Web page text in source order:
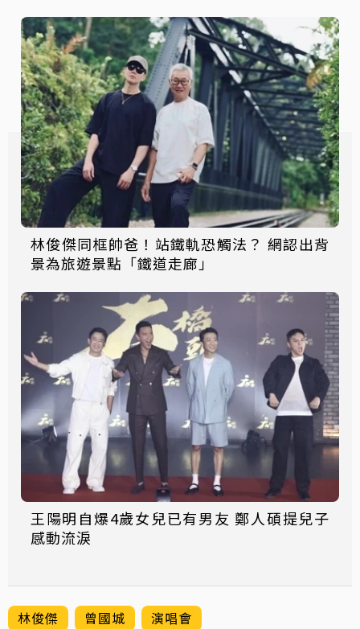
林俊傑同框帥爸！站鐵軌恐觸法？ 網認出背
景為旅遊景點「鐵道走廊」
王陽明自爆4歲女兒已有男友 鄭人碩提兒子
感動流淚
林俊傑 曾國城 演唱會